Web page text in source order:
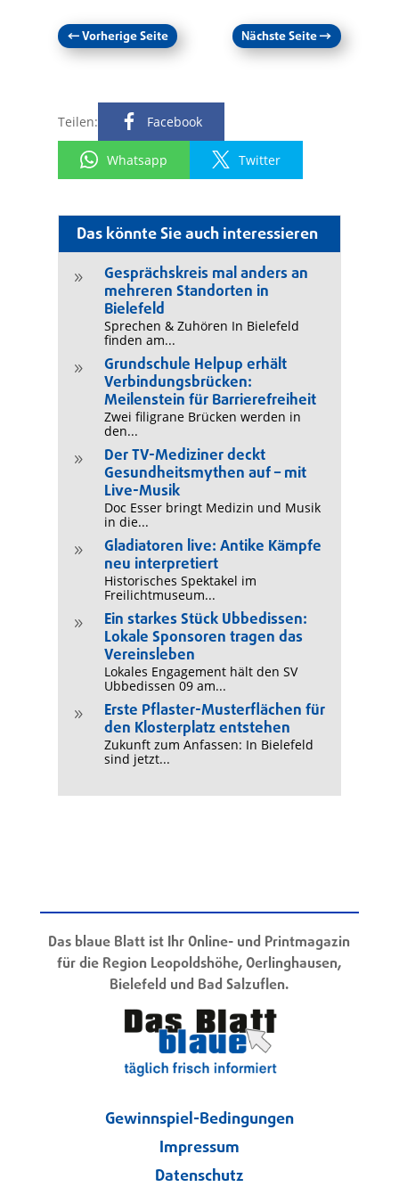
Das könnte Sie auch interessieren
9
Gesprächskreis mal anders an
mehreren Standorten in
Bielefeld
Sprechen & Zuhören In Bielefeld
finden am...
9
Grundschule Helpup erhält
Verbindungsbrücken:
Meilenstein für Barrierefreiheit
Zwei filigrane Brücken werden in
den...
9
Der TV-Mediziner deckt
Gesundheitsmythen auf – mit
Live-Musik
Doc Esser bringt Medizin und Musik
in die...
9
Gladiatoren live: Antike Kämpfe
neu interpretiert
Historisches Spektakel im
Freilichtmuseum...
9
Ein starkes Stück Ubbedissen:
Lokale Sponsoren tragen das
Vereinsleben
Lokales Engagement hält den SV
Ubbedissen 09 am...
9
Erste Pflaster-Musterflächen für
den Klosterplatz entstehen
Zukunft zum Anfassen: In Bielefeld
sind jetzt...
←Vorherige Seite Nächste Seite→
Teilen: Facebook
Whatsapp Twitter
Das blaue Blatt ist Ihr Online- und Printmagazin
für die Region Leopoldshöhe, Oerlinghausen,
Bielefeld und Bad Salzuflen.
Gewinnspiel-Bedingungen
Impressum
Datenschutz